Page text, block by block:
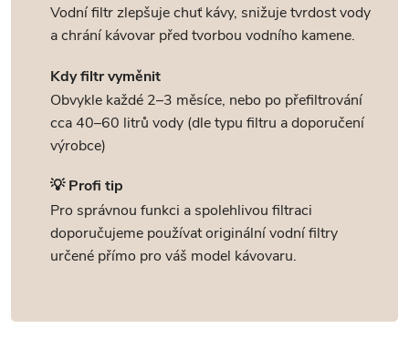
y
Vodní filtr zlepšuje chuť kávy, snižuje tvrdost vody
a chrání kávovar před tvorbou vodního kamene.
Kdy filtr vyměnit
Obvykle každé 2–3 měsíce, nebo po přefiltrování
cca 40–60 litrů vody (dle typu filtru a doporučení
výrobce)
💡 Profi tip
Pro správnou funkci a spolehlivou filtraci
doporučujeme používat originální vodní filtry
určené přímo pro váš model kávovaru.